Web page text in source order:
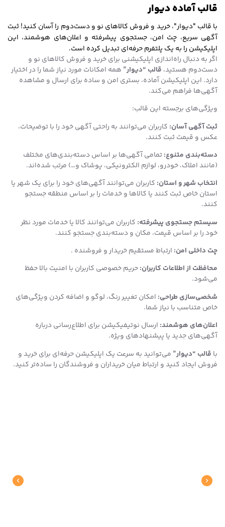
قالب آماده دیوار
با قالب "دیوار"، خرید و فروش کالاهای نو و دست‌دوم را آسان کنید! ثبت
آگهی سریع، چت امن، جستجوی پیشرفته و اعلان‌های هوشمند، این
اپلیکیشن را به یک پلتفرم حرفه‌ای تبدیل کرده است.
اگر به دنبال راه‌اندازی اپلیکیشنی برای خرید و فروش کالاهای نو و
دست‌دوم هستید، قالب “دیوار” همه امکانات مورد نیاز شما را در اختیار
دارد. این اپلیکیشن آماده، بستری امن و ساده برای ارسال و مشاهده
آگهی‌ها فراهم می‌کند.
ویژگی‌های برجسته این قالب:
ثبت آگهی آسان: کاربران می‌توانند به راحتی آگهی خود را با توضیحات،
عکس و قیمت ثبت کنند.
دسته‌بندی متنوع:تمامی آگهی‌ها بر اساس دسته‌بندی‌های مختلف
(مانند املاک، خودرو، لوازم الکترونیکی، پوشاک و…) مرتب شده‌اند.
انتخاب شهر و استان: کاربران می‌توانند آگهی‌های خود را برای یک شهر یا
استان خاص ثبت کنند یا کالاها و خدمات را بر اساس منطقه جستجو
کنند.
سیستم جستجوی پیشرفته: کاربران می‌توانند کالا یا خدمات مورد نظر
خود را بر اساس قیمت، مکان و دسته‌بندی جستجو کنند.
چت داخلی امن: ارتباط مستقیم خریدار و فروشنده .
محافظت از اطلاعات کاربران:حریم خصوصی کاربران با امنیت بالا حفظ
می‌شود.
شخصی‌سازی طراحی: امکان تغییر رنگ، لوگو و اضافه کردن ویژگی‌های
خاص متناسب با نیاز شما.
اعلان‌های هوشمند: ارسال نوتیفیکیشن برای اطلاع‌رسانی درباره
آگهی‌های جدید یا پیشنهادهای ویژه.
با قالب “دیوار” می‌توانید به سرعت یک اپلیکیشن حرفه‌ای برای خرید و
فروش ایجاد کنید و ارتباط میان خریداران و فروشندگان را ساده‌تر کنید.